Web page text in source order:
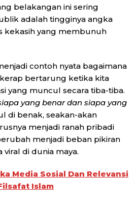
belakangan ini sering
adalah tingginya angka
kekasih yang membunuh
contoh nyata bagaimana
bertarung ketika kita
yang muncul secara tiba-tiba.
yang benar dan siapa yang
di benak, seakan-akan
menjadi ranah pribadi
menjadi beban pikiran
di dunia maya.
Media Sosial Dan Relevansi
Islam